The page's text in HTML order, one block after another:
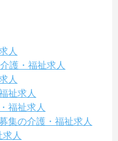
人
護・福祉求人
人
祉求人
福祉求人
集の介護・福祉求人
人